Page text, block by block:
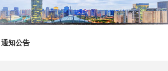
通知公告